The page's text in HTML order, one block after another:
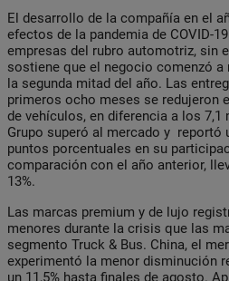
El desarrollo de la compañía en el
efectos de la pandemia de COVID-
empresas del rubro automotriz, sin
sostiene que el negocio comenzó a
la segunda mitad del año. Las
primeros ocho meses se redujeron
de vehículos, en diferencia a los
Grupo superó al mercado y reportó
puntos porcentuales en su
comparación con el año anterior,
13%.
Las marcas premium y de lujo
menores durante la crisis que las
segmento Truck & Bus. China, el
experimentó la menor disminución
un 11,5% hasta finales de agosto.